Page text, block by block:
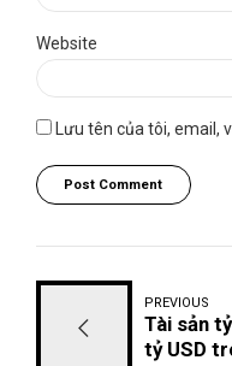
Website
Lưu tên của tôi, email,
Post Comment
PREVIOUS
Tài sản
tỷ USD